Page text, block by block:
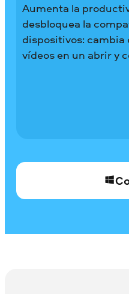
Aumenta la
desbloquea la
dispositivos: cambia
vídeos en un abrir y